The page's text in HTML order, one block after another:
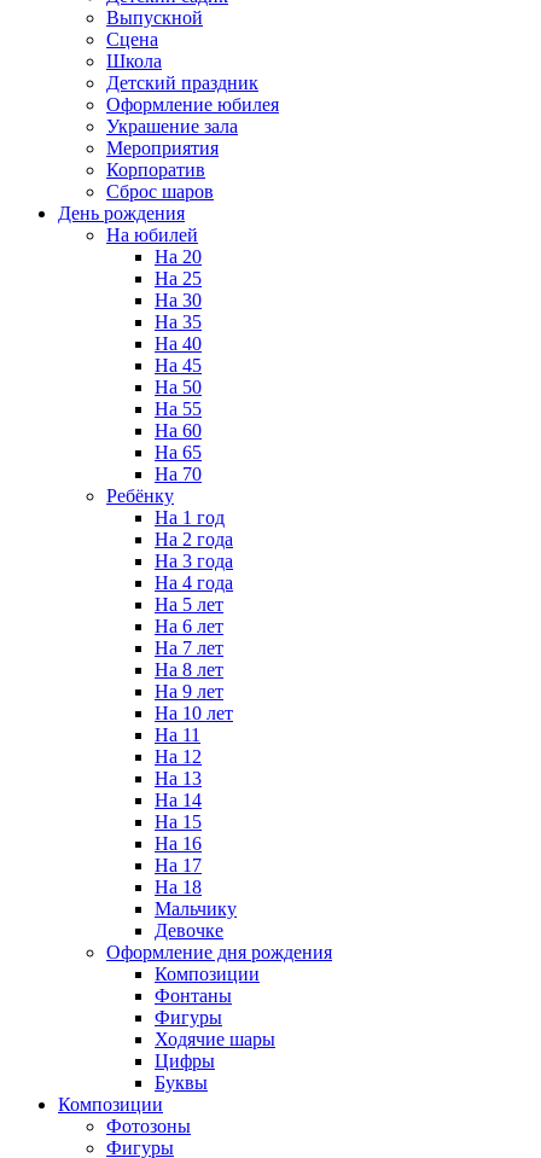
Выпускной
Сцена
Школа
Детский праздник
Оформление юбилея
Украшение зала
Мероприятия
Корпоратив
Сброс шаров
День рождения
На юбилей
На 20
На 25
На 30
На 35
На 40
На 45
На 50
На 55
На 60
На 65
На 70
Ребёнку
На 1 год
На 2 года
На 3 года
На 4 года
На 5 лет
На 6 лет
На 7 лет
На 8 лет
На 9 лет
На 10 лет
На 11
На 12
На 13
На 14
На 15
На 16
На 17
На 18
Мальчику
Девочке
Оформление дня рождения
Композиции
Фонтаны
Фигуры
Ходячие шары
Цифры
Буквы
Композиции
Фотозоны
Фигуры